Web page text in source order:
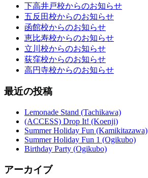
下高井戸校からのお知らせ
五反田校からのお知らせ
函館校からのお知らせ
恵比寿校からのお知らせ
立川校からのお知らせ
荻窪校からのお知らせ
高円寺校からのお知らせ
最近の投稿
Lemonade Stand (Tachikawa)
(ACCESS) Drop It! (Koenji)
Summer Holiday Fun (Kamikitazawa)
Summer Holiday Fun 1 (Ogikubo)
Birthday Party (Ogikubo)
アーカイブ